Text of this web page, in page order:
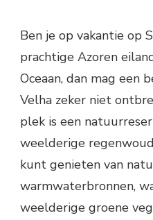
Ben je op vakantie op
prachtige Azoren
Oceaan, dan mag een
Velha zeker niet
plek is een
weelderige
kunt genieten van
warmwaterbronnen,
weelderige groene